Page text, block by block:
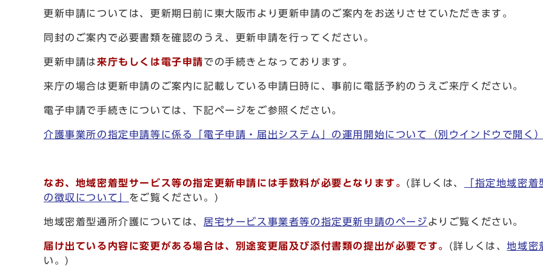
更新申請については、更新期日前に東大阪市より更新申請のご案内をお送りさせていただきます。
同封のご案内で必要書類を確認のうえ、更新申請を行ってください。
更新申請は来庁もしくは電子申請での手続きとなっております。
来庁の場合は更新申請のご案内に記載している申請日時に、事前に電話予約のうえご来庁ください。
電子申請で手続きについては、下記ページをご参照ください。
介護事業所の指定申請等に係る「電子申請・届出システム」の運用開始について （別ウインドウで開く
なお、地域密着型サービス等の指定更新申請には手数料が必要となります。 (詳しくは、
「指定地域密
の徴収について」 をご覧ください。)
地域密着型通所介護については、 居宅サービス事業者等の指定更新申請のページよりご覧ください。
届け出ている内容に変更がある場合は、別途変更届及び添付書類の提出が必要です。 (詳しくは、地域密
い。)